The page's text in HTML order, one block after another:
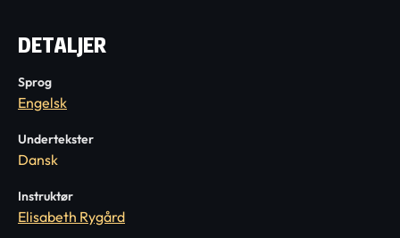
DETALJER
Sprog
Engelsk
Undertekster
Dansk
Instruktør
Elisabeth Rygård